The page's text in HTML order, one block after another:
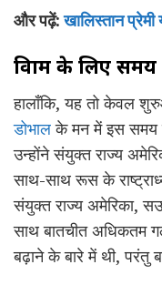
और पढ़ें:खालिस्तान प्रेमी
विश्राम के लिए
हालाँकि, यह तो केवल
डोभालके मन में इस समय
उन्होंने संयुक्त राज्य
साथ-साथ रूस के
संयुक्त राज्य अमेरिका,
साथ बातचीत अधिकतम
बढ़ाने के बारे में थी, परंतु